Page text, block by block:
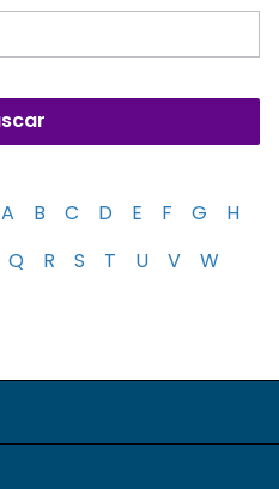
A B C D E F G
H
Q R S T U V
W